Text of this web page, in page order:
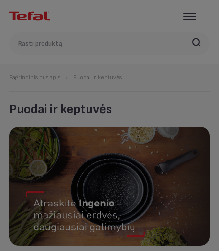
Pagrindinis puslapis Puodai ir keptuvės
Puodai ir keptuvės